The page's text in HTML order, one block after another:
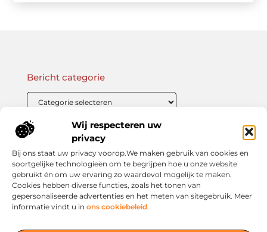
Wij respecteren uw
privacy
Bij ons staat uw privacy voorop.We maken gebruik van cookies en
soortgelijke technologieën om te begrijpen hoe u onze website
gebruikt én om uw ervaring zo waardevol mogelijk te maken.
Cookies hebben diverse functies, zoals het tonen van
gepersonaliseerde advertenties en het meten van sitegebruik. Meer
informatie vindt u in ons cookiebeleid.
Onze informatie
Bericht categorie